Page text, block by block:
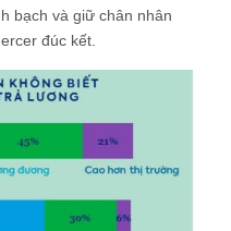
bạch và giữ chân nhân
đúc kết.